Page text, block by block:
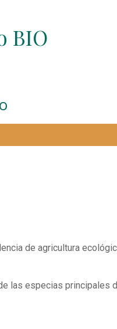
BIO
de agricultura
las especias principales